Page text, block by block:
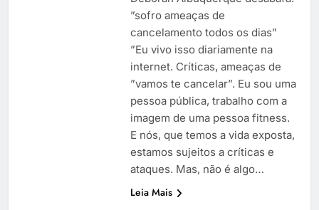
”sofro ameaças de
cancelamento todos os dias”
”Eu vivo isso diariamente na
internet. Críticas, ameaças de
”vamos te cancelar”. Eu sou uma
pessoa pública, trabalho com a
imagem de uma pessoa fitness.
E nós, que temos a vida exposta,
estamos sujeitos a críticas e
ataques. Mas, não é algo…
Leia Mais